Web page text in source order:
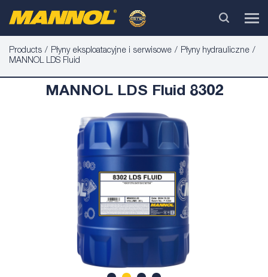
Products Płyny eksploatacyjne i serwisowe
Płyny hydrauliczne
MANNOL LDS Fluid
MANNOL LDS Fluid 8302